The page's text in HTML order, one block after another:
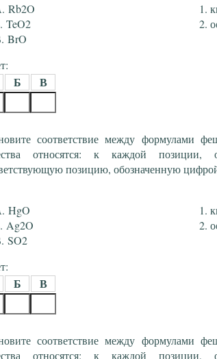
Rb2O
TeO2
BrO
Б В
соответствие между формулами
относятся: к каждой позиции,
позицию, обозначенную
HgO
Ag2O
SO2
Б В
соответствие между формулами
относятся: к каждой позиции,